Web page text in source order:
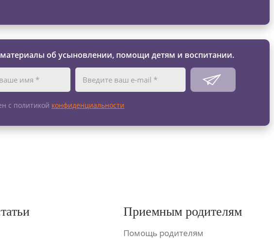
об усыновлении, помощи детям и воспитании.
с политикой конфиденциальности
Приемным родителям
Помощь родителям